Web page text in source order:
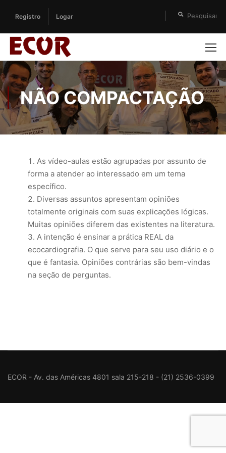
Registro Logar
NÃO COMPACTAÇÃO
As vídeo-aulas estão agrupadas por assunto de
forma a atender ao interessado em um tema
específico.
Diversas assuntos apresentam opiniões
totalmente originais com suas explicações lógicas.
Muitas opiniões diferem das existentes na literatura.
A intenção é ensinar a prática REAL da
ecocardiografia. O que serve para seu uso diário e o
que é fantasia. Opiniões contrárias são bem-vindas
na seção de perguntas.
ECOR - Av. das Américas 4801 sala 215-218 - (21) 2536-0399